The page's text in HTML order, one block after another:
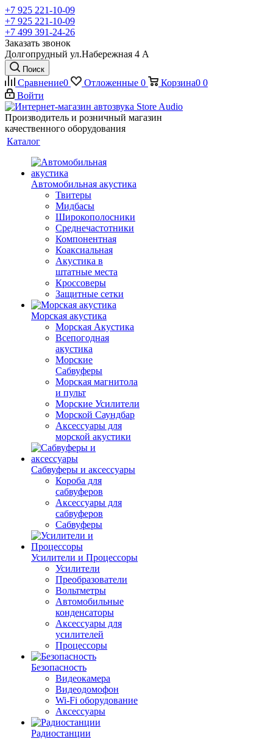
+7 925 221-10-09
+7 925 221-10-09
+7 499 391-24-26
Заказать звонок
Долгопрудный ул.Набережная 4 А
Поиск
Сравнение0 Отложенные 0 Корзина0 0
Войти
Производитель и розничный магазин
качественного оборудования
Каталог
Автомобильная акустика
Твитеры
Мидбасы
Широкополосники
Среднечастотники
Компонентная
Коаксиальная
Акустика в
штатные места
Кроссоверы
Защитные сетки
Морская акустика
Морская Акустика
Всепогодная
акустика
Морские
Сабвуферы
Морская магнитола
и пульт
Морские Усилители
Морской Cаундбар
Аксессуары для
морской акустики
Сабвуферы и аксессуары
Короба для
сабвуферов
Аксессуары для
сабвуферов
Сабвуферы
Усилители и Процессоры
Усилители
Преобразователи
Вольтметры
Автомобильные
конденсаторы
Аксессуары для
усилителей
Процессоры
Безопасность
Видеокамера
Видеодомофон
Wi-Fi оборудование
Аксессуары
Радиостанции